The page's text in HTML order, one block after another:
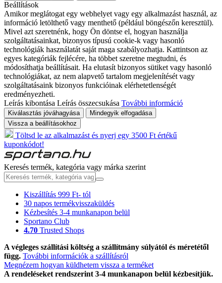
Beállítások
Amikor meglátogat egy webhelyet vagy egy alkalmazást használ, az
információ letölthető vagy menthető (például böngészőn keresztül).
Mivel azt szeretnénk, hogy Ön döntse el, hogyan használja
szolgáltatásainkat, bizonyos típusú cookie-k vagy hasonló
technológiák használatát saját maga szabályozhatja. Kattintson az
egyes kategóriák fejlécére, ha többet szeretne megtudni, és
módosíthatja beállításait. Ha elutasít bizonyos sütiket vagy hasonló
technológiákat, az nem alapvető tartalom megjelenítését vagy
szolgáltatásaink bizonyos funkcióinak elérhetetlenségét
eredményezheti.
Leírás kibontása Leírás összecsukása További információ
Kiválasztás jóváhagyása
Mindegyik elfogadása
Vissza a beállításokhoz
Töltsd le az alkalmazást és nyerj egy 3500 Ft értékű
kuponkódot!
Keresés termék, kategória vagy márka szerint
Kiszállítás 999 Ft- tól
30 napos termékvisszaküldés
Kézbesítés 3-4 munkanapon belül
Sportano Club
4.70 Trusted Shops
A végleges szállítási költség a szállítmány súlyától és méretétől
függ. További információk a szállításról
Megnézem hogyan küldhetem vissza a terméket
A rendeléseket rendszerint 3-4 munkanapon belül kézbesítjük.